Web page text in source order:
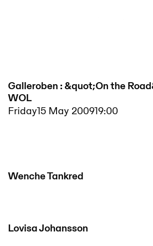
Galleroben : &quot;On the
WOL
Friday15 May 200919:00
Wenche Tankred
Lovisa Johansson